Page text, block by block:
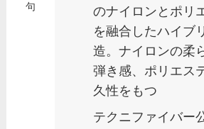
句
のナイロンとポリ
を融合したハイブ
造。ナイロンの柔
弾き感、ポリエス
久性をもつ
テクニファイバー